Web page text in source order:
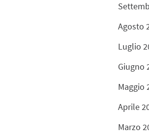
Agosto
Luglio
Giugno
Maggio
Aprile
Marzo